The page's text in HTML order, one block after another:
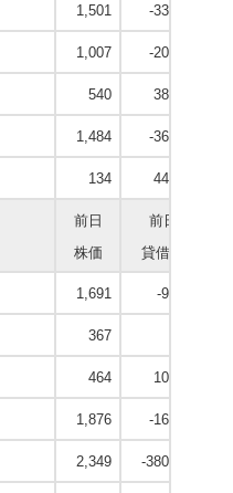
1,501 -33,300
1,007 -20,100
540 38,400
1,484 -36,600
134 44,400
前日
株価
前日
貸借残
1,691 -9,000
367
464 10,300
1,876 -16,800
2,349 -380,800